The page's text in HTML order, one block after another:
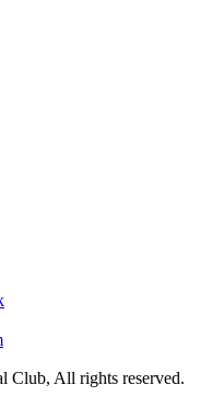
Club, All rights reserved.